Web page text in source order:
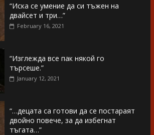
“Иска се умение да си тъжен на
двайсет и три…”
February 16, 2021
“Изглежда все пак някой го
търсеше.”
January 12, 2021
“…децата са готови да се постараят
двойно повече, за да избегнат
тъгата…”